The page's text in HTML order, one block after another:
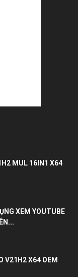
MUL 16IN1 X64
XEM YOUTUBE
V21H2 X64 OEM